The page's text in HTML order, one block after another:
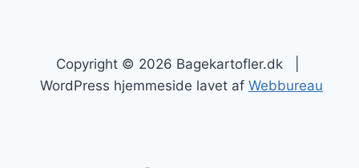
Copyright © 2026 Bagekartofler.dk |
WordPress hjemmeside lavet af Webbureau